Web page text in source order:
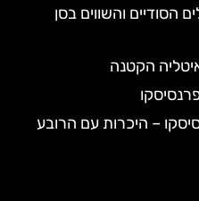
הסודיים והשווים בסן
הקטנה
– היכרות עם הרובע